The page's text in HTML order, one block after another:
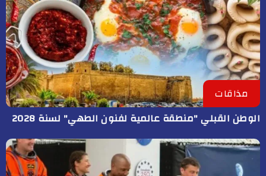
مذاقات
الوطن القبلي "منطقة عالمية لفنون الطهي" لسنة 2028